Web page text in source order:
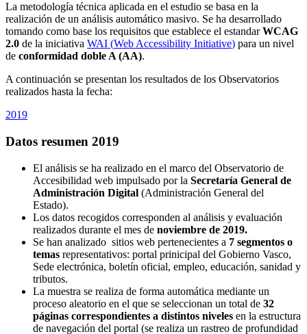
La metodología técnica aplicada en el estudio se basa en la
realización de un análisis automático masivo. Se ha desarrollado
tomando como base los requisitos que establece el estandarWCAG
2.0 de la iniciativa WAI (Web Accessibility Initiative) para un nivel
de conformidad doble A (AA).
A continuación se presentan los resultados de los Observatorios
realizados hasta la fecha:
2019
Datos resumen 2019
El análisis se ha realizado en el marco del Observatorio de
Accesibilidad web impulsado por la Secretaría General de
Administración Digital (Administración General del
Estado).
Los datos recogidos corresponden al análisis y evaluación
realizados durante el mes de noviembre de 2019.
Se han analizado sitios web pertenecientes a 7 segmentos o
temas representativos: portal prinicipal del Gobierno Vasco,
Sede electrónica, boletín oficial, empleo, educación, sanidad y
tributos.
La muestra se realiza de forma automática mediante un
proceso aleatorio en el que se seleccionan un total de 32
páginas correspondientes a distintos niveles en la estructura
de navegación del portal (se realiza un rastreo de profundidad